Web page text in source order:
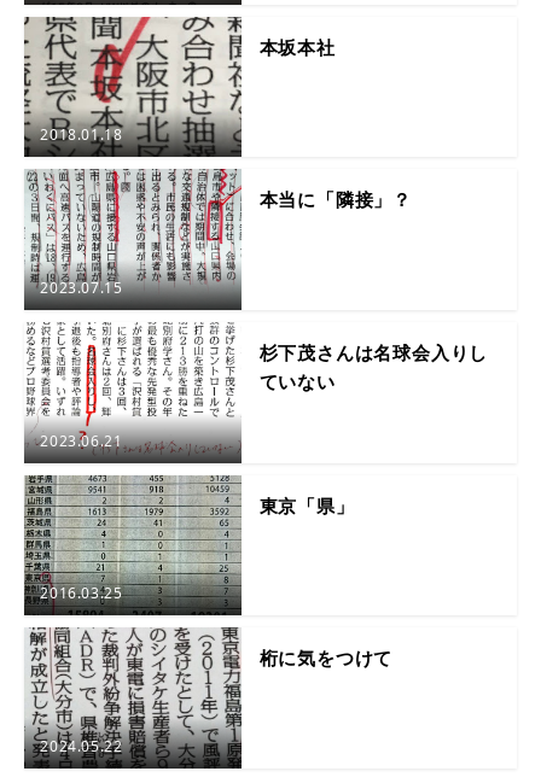
2018.01.18
本坂本社
2023.07.15
本当に「隣接」？
2023.06.21
杉下茂さんは名球会入りし
ていない
2016.03.25
東京「県」
2024.05.22
桁に気をつけて